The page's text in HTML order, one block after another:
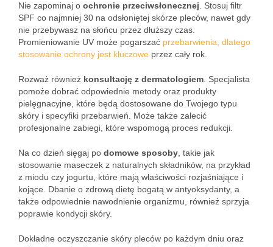
Nie zapominaj o ochronie przeciwsłonecznej . Stosuj filtr
SPF co najmniej 30 na odsłoniętej skórze pleców, nawet gdy
nie przebywasz na słońcu przez dłuższy czas.
Promieniowanie UV może pogarszać przebarwienia, dlatego
stosowanie ochrony jest kluczowe przez cały rok.
Rozważ również konsultację z dermatologiem . Specjalista
pomoże dobrać odpowiednie metody oraz produkty
pielęgnacyjne, które będą dostosowane do Twojego typu
skóry i specyfiki przebarwień. Może także zalecić
profesjonalne zabiegi, które wspomogą proces redukcji.
Na co dzień sięgaj po domowe sposoby , takie jak
stosowanie maseczek z naturalnych składników, na przykład
z miodu czy jogurtu, które mają właściwości rozjaśniające i
kojące. Dbanie o zdrową dietę bogatą w antyoksydanty, a
także odpowiednie nawodnienie organizmu, również sprzyja
poprawie kondycji skóry.
Dokładne oczyszczanie skóry pleców po każdym dniu oraz